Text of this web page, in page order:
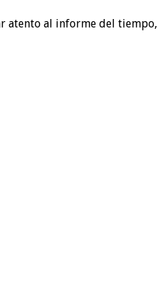
atento al informe del